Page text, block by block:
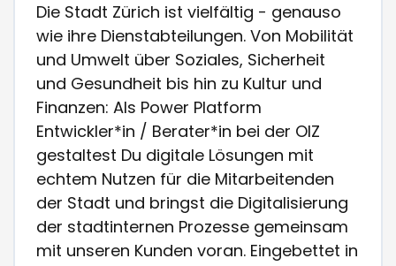
Die Stadt Zürich ist vielfältig - genauso
wie ihre Dienstabteilungen. Von Mobilität
und Umwelt über Soziales, Sicherheit
und Gesundheit bis hin zu Kultur und
Finanzen: Als Power Platform
Entwickler*in / Berater*in bei der OIZ
gestaltest Du digitale Lösungen mit
echtem Nutzen für die Mitarbeitenden
der Stadt und bringst die Digitalisierung
der stadtinternen Prozesse gemeinsam
mit unseren Kunden voran. Eingebettet in